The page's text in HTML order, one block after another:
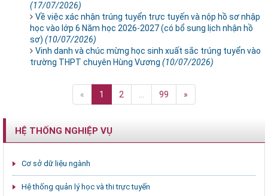
(17/07/2026)
Về việc xác nhận trúng tuyển trực tuyến và nộp hồ sơ nhập
học vào lớp 6 Năm học 2026-2027 (có bổ sung lịch nhận hồ
sơ) (10/07/2026)
Vinh danh và chúc mừng học sinh xuất sắc trúng tuyển vào
trường THPT chuyên Hùng Vương (10/07/2026)
« 1 2 99 »
HỆ THỐNG NGHIỆP VỤ
Cơ sở dữ liệu ngành
Hệ thống quản lý học và thi trực tuyến